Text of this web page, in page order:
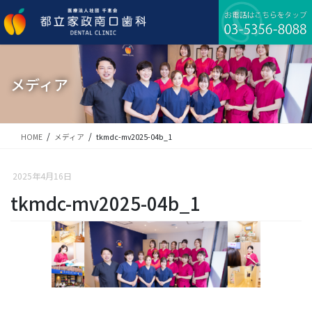
ン
テ
ビ
ゲ
移
メディア
HOME メディア tkmdc-mv2025-04b_1
2025年4月16日
tkmdc-mv2025-04b_1